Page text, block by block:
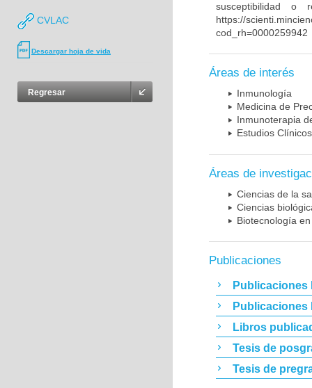
CVLAC
Descargar hoja de vida
Regresar
susceptibilidad o
https://
cod_rh=0000259942
Áreas de interés
Inmunología
Medicina de
Inmunoterapia
Estudios Clínicos
Áreas de
Ciencias de la
Ciencias
Biotecnología
Publicaciones
Publicaciones
Publicaciones
Libros
Tesis de
Tesis de